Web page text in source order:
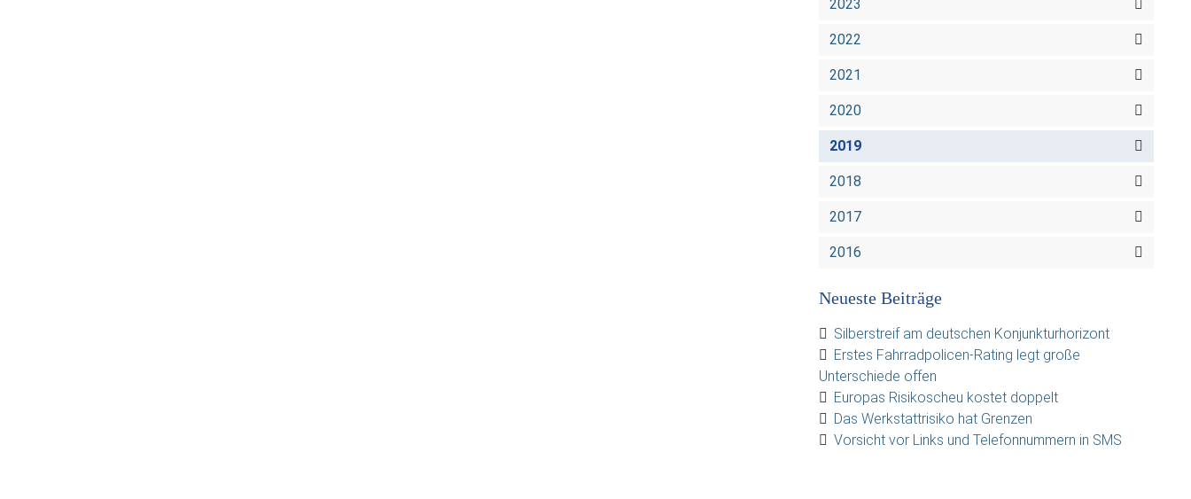
2023
2022
2021
2020
2019
2018
2017
2016
Neueste Beiträge
Silberstreif am deutschen Konjunkturhorizont
Erstes Fahrradpolicen-Rating legt große
Unterschiede offen
Europas Risikoscheu kostet doppelt
Das Werkstattrisiko hat Grenzen
Vorsicht vor Links und Telefonnummern in SMS